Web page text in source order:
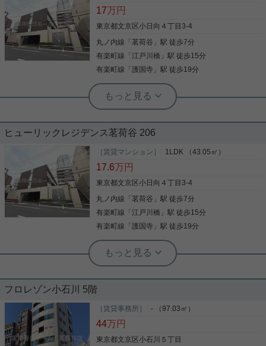
17万円
東京都文京区小日向４丁目3-4
丸ノ内線 「茗荷谷 」駅 徒歩7分
有楽町線 「江戸川橋 」駅 徒歩15分
有楽町線 「護国寺 」駅 徒歩19分
実用春日ホーム 茗荷谷店 堀田枝里
茗荷谷駅最寄り☆1LDK！
茗荷谷駅徒歩7分、1LDKのお部屋をご紹介です☆ 定
期借家契約3年ですが、再契約可能☆ 洋室は6.4帖あ
り、広々した間取りです！ 室内設備も充実☆ オート
心！ お気軽にお問い合わせくださいませ！ ★お電話
でのご相談もお気軽にどうぞ★ 実用春日ホーム株式
会社 茗荷谷店 TEL：03-6902-5021
実用春日ホーム 茗荷谷駅前センター 齊藤敏孝
宅配ボックス・追い焚き・浴室乾燥
機・システムキッチン
ューリックレジデンス茗荷谷｣ オートロック・宅配
ボックス・ゴミ出し24Ｈ可 追い焚き・浴室乾燥機・
ヒューリックレジデンス茗荷谷 206
［賃貸マンション］ 1LDK （43.05㎡）
17.6万円
東京都文京区小日向４丁目3-4
丸ノ内線 「茗荷谷 」駅 徒歩7分
有楽町線 「江戸川橋 」駅 徒歩15分
有楽町線 「護国寺 」駅 徒歩19分
実用春日ホーム 茗荷谷店 堀田枝里
全室南西向きの1LDK！
期借家契約3年ですが、再契約可能☆ 全部屋南西向
き！ 洋室は6.3帖あり、広々した間取りです！ 室内
設備も充実☆ オートロックはもちろん、玄関ドアは
ダブルロックで安心！ お気軽にお問い合わせくださ
フロレゾン小石川 5階
［賃貸事務所］ - （97.03㎡）
44万円
東京都文京区小石川５丁目